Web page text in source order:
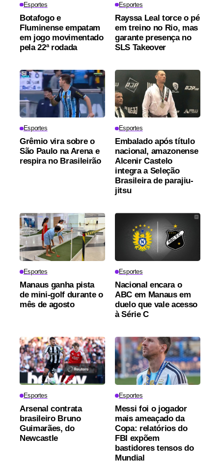
Esportes
Botafogo e
Fluminense empatam
em jogo movimentado
pela 22ª rodada
Esportes
Rayssa Leal torce o pé
em treino no Rio, mas
garante presença no
SLS Takeover
Esportes
Grêmio vira sobre o
São Paulo na Arena e
respira no Brasileirão
Esportes
Embalado após título
nacional, amazonense
Alcenir Castelo
integra a Seleção
Brasileira de parajiu-
jitsu
Esportes
Manaus ganha pista
de mini-golf durante o
mês de agosto
Esportes
Nacional encara o
ABC em Manaus em
duelo que vale acesso
à Série C
Esportes
Arsenal contrata
brasileiro Bruno
Guimarães, do
Newcastle
Esportes
Messi foi o jogador
mais ameaçado da
Copa: relatórios do
FBI expõem
bastidores tensos do
Mundial